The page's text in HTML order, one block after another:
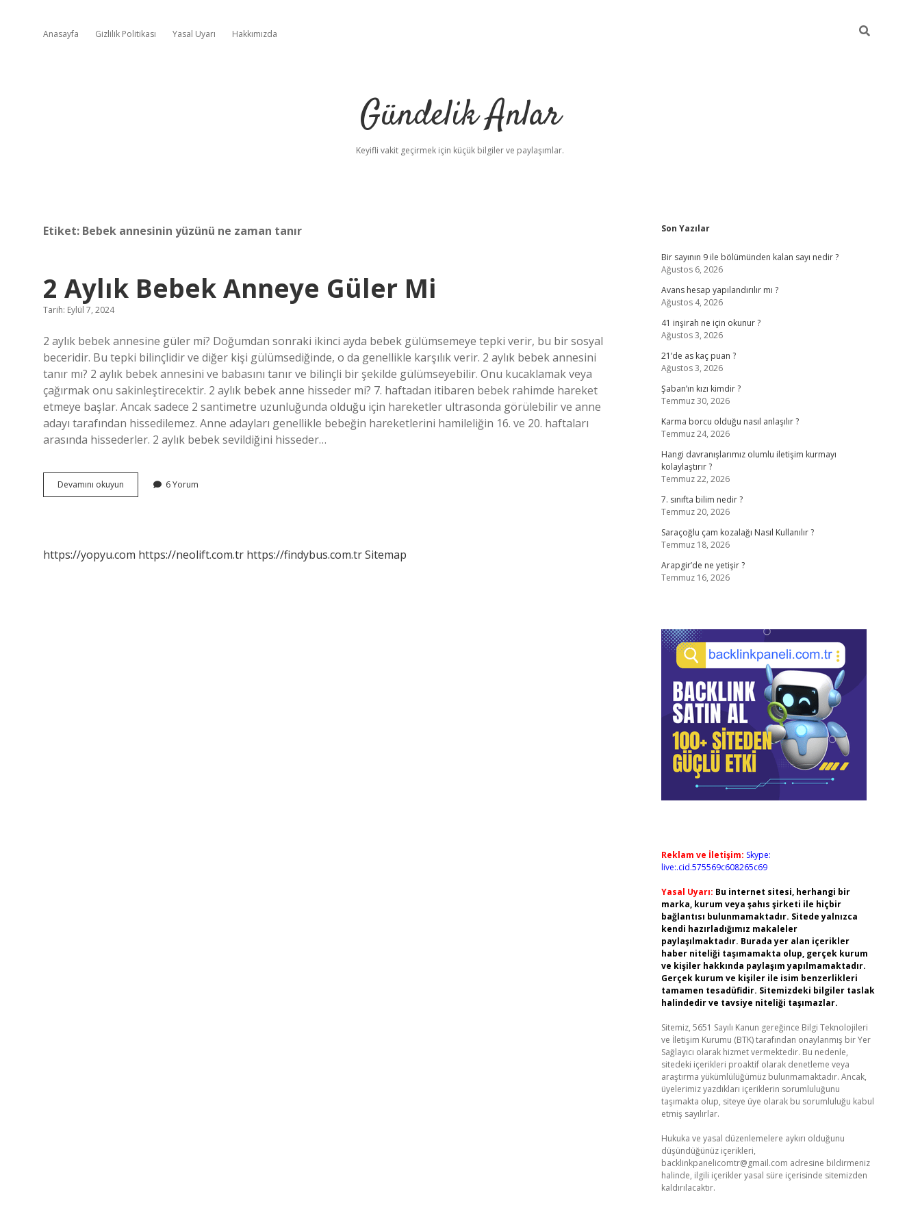
Anasayfa Gizlilik Politikası Yasal Uyarı Hakkımızda
Gündelik Anlar
Keyifli vakit geçirmek için küçük bilgiler ve paylaşımlar.
Etiket: Bebek annesinin yüzünü ne zaman tanır
2 Aylık Bebek Anneye Güler Mi
Tarih: Eylül 7, 2024
2 aylık bebek annesine güler mi? Doğumdan sonraki ikinci ayda bebek gülümsemeye tepki verir, bu bir sosyal
beceridir. Bu tepki bilinçlidir ve diğer kişi gülümsediğinde, o da genellikle karşılık verir. 2 aylık bebek annesini
tanır mı? 2 aylık bebek annesini ve babasını tanır ve bilinçli bir şekilde gülümseyebilir. Onu kucaklamak veya
çağırmak onu sakinleştirecektir. 2 aylık bebek anne hisseder mi? 7. haftadan itibaren bebek rahimde hareket
etmeye başlar. Ancak sadece 2 santimetre uzunluğunda olduğu için hareketler ultrasonda görülebilir ve anne
adayı tarafından hissedilemez. Anne adayları genellikle bebeğin hareketlerini hamileliğin 16. ve 20. haftaları
arasında hissederler. 2 aylık bebek sevildiğini hisseder…
Devamını okuyun
Aylık
6 Yorum
https://yopyu.com https://neolift.com.tr https://findybus.com.trSitemap
Sidebar
Son Yazılar
Bir sayının 9 ile bölümünden kalan sayı nedir ?
Ağustos 6, 2026
Avans hesap yapılandırılır mı ?
Ağustos 4, 2026
41 inşirah ne için okunur ?
Ağustos 3, 2026
21’de as kaç puan ?
Ağustos 3, 2026
Şaban’ın kızı kimdir ?
Temmuz 30, 2026
Karma borcu olduğu nasıl anlaşılır ?
Temmuz 24, 2026
Hangi davranışlarımız olumlu iletişim kurmayı
kolaylaştırır ?
Temmuz 22, 2026
7. sınıfta bilim nedir ?
Temmuz 20, 2026
Saraçoğlu çam kozalağı Nasıl Kullanılır ?
Temmuz 18, 2026
Arapgir’de ne yetişir ?
Temmuz 16, 2026
Reklam ve İletişim: Skype:
live:.cid.575569c608265c69
Yasal Uyarı: Bu internet sitesi, herhangi bir
marka, kurum veya şahıs şirketi ile hiçbir
bağlantısı bulunmamaktadır. Sitede yalnızca
kendi hazırladığımız makaleler
paylaşılmaktadır. Burada yer alan içerikler
haber niteliği taşımamakta olup, gerçek kurum
ve kişiler hakkında paylaşım yapılmamaktadır.
Gerçek kurum ve kişiler ile isim benzerlikleri
tamamen tesadüfidir. Sitemizdeki bilgiler taslak
halindedir ve tavsiye niteliği taşımazlar.
Sitemiz, 5651 Sayılı Kanun gereğince Bilgi Teknolojileri
ve İletişim Kurumu (BTK) tarafından onaylanmış bir Yer
Sağlayıcı olarak hizmet vermektedir. Bu nedenle,
sitedeki içerikleri proaktif olarak denetleme veya
araştırma yükümlülüğümüz bulunmamaktadır. Ancak,
üyelerimiz yazdıkları içeriklerin sorumluluğunu
taşımakta olup, siteye üye olarak bu sorumluluğu kabul
etmiş sayılırlar.
Hukuka ve yasal düzenlemelere aykırı olduğunu
düşündüğünüz içerikleri,
backlinkpanelicomtr@gmail.com adresine bildirmeniz
halinde, ilgili içerikler yasal süre içerisinde sitemizden
kaldırılacaktır.